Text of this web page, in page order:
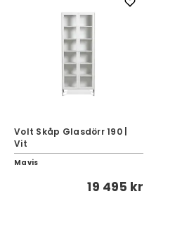
Volt Skåp Glasdörr 190 |
Vit
Mavis
19 495 kr